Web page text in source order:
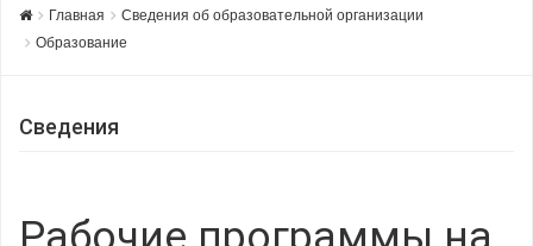
Главная
Сведения об образовательной организации
Образование
Сведения